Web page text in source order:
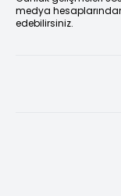
medya
edebilirsiniz.